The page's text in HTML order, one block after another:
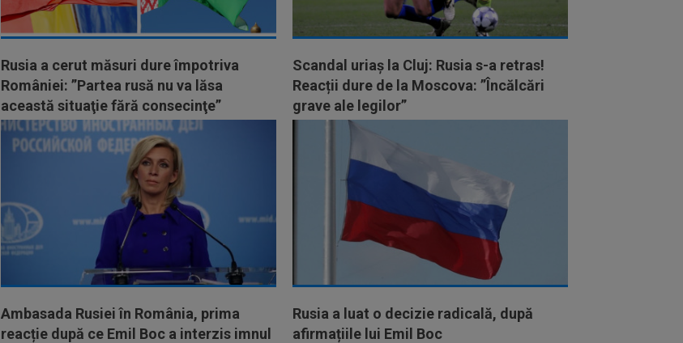
Rusia a cerut măsuri dure împotriva
României: ”Partea rusă nu va lăsa
această situaţie fără consecinţe”
Scandal uriaș la Cluj: Rusia s-a retras!
Reacții dure de la Moscova: ”Încălcări
grave ale legilor”
Ambasada Rusiei în România, prima
reacție după ce Emil Boc a interzis imnul
Rusia a luat o decizie radicală, după
afirmațiile lui Emil Boc